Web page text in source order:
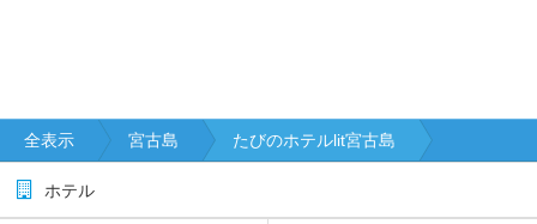
全表示 宮古島 たびのホテルlit宮古島
ホテル